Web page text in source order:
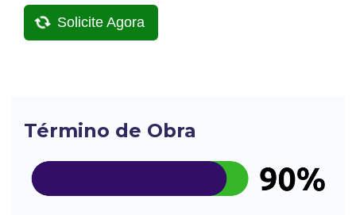
Solicite Agora
Término de Obra